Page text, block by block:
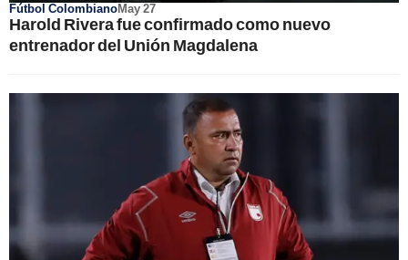
Fútbol ColombianoMay 27
Harold Rivera fue confirmado como nuevo
entrenador del Unión Magdalena